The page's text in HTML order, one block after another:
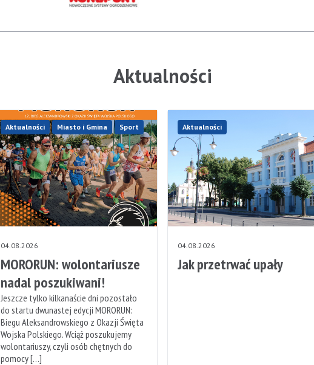
Aktualności
Aktualności Miasto i Gmina Sport
04.08.2026
MORORUN: wolontariusze
nadal poszukiwani!
Jeszcze tylko kilkanaście dni pozostało
do startu dwunastej edycji MORORUN:
Biegu Aleksandrowskiego z Okazji Święta
Wojska Polskiego. Wciąż poszukujemy
wolontariuszy, czyli osób chętnych do
pomocy […]
Aktualności
04.08.2026
Jak przetrwać upały